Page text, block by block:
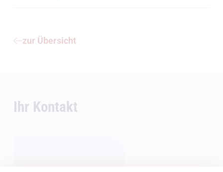
zur Übersicht
Ihr Kontakt